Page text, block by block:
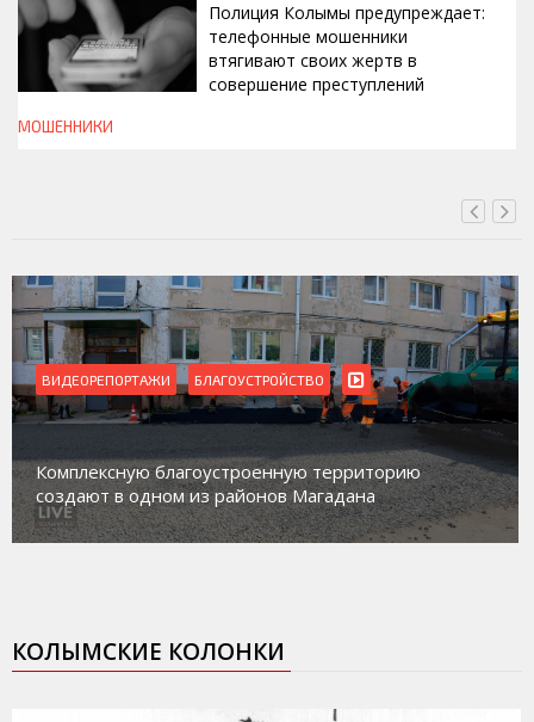
ВЧЕРА, 19:00
Полиция Колымы предупреждает:
телефонные мошенники
втягивают своих жертв в
совершение преступлений
МОШЕННИКИ
ВИДЕОРЕПОРТАЖИ
Магадан присоединился к пилотному проекту по
работе с несовершеннолетними из групп
социального риска «Переправа»
КОЛЫМСКИЕ КОЛОНКИ